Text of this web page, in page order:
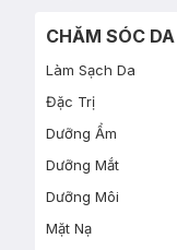
CHĂM SÓC
Làm Sạch Da
Đặc Trị
Dưỡng Ẩm
Dưỡng Mắt
Dưỡng Môi
Mặt Nạ